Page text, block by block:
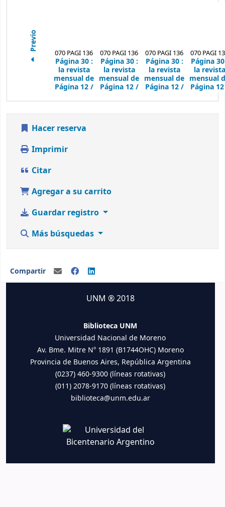
Previo 070 PAGI 136
Página 30 :
la revista
mensual de
Página 12 /
070 PAGI 136
Página 30 :
la revista
mensual de
Página 12 /
070 PAGI 136
Página 30 :
la revista
mensual de
Página 12 /
070 PAGI
Página
la revista
mensual
Página
Hacer reserva
Imprimir
Citar
Agregar a su carrito
Guardar registro
Más búsquedas
Compartir
UNM ® 2018
Biblioteca UNM
Universidad Nacional de Moreno
Av. Bme. Mitre Nº 1891 (B1744OHC) Moreno
Provincia de Buenos Aires, República Argentina
(0237) 460-9300 (líneas rotativas)
(011) 2078-9170 (líneas rotativas)
biblioteca@unm.edu.ar